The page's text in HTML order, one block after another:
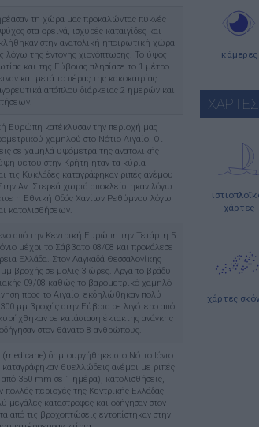
τη χώρα μας προκαλώντας πυκνές
στα ορεινά, ισχυρές καταιγίδες και
στην ανατολική ηπειρωτική χώρα
λόγω της έντονης χιονόπτωσης. Το ύψος
και της Εύβοιας πλησίασε το 1 μέτρο
και μετά το πέρας της κακοκαιρίας.
απόπλου διάρκειας 2 ημερών και
Ευρώπη κατέκλυσαν την περιοχή μας
χαμηλού στο Νότιο Αιγαίο. Οι
σε χαμηλά υψόμετρα της ανατολικής
υετού στην Κρήτη ήταν τα κύρια
τις Κυκλάδες καταγράφηκαν ριπές ανέμου
Αν. Στερεά χωριά αποκλείστηκαν λόγω
η Εθνική Οδός Χανίων Ρεθύμνου λόγω
κατολισθήσεων.
από την Κεντρική Ευρώπη την Τετάρτη 5
μέχρι το Σάββατο 08/08 και προκάλεσε
Ελλάδα. Στον Λαγκαδά Θεσσαλονίκης
βροχής σε μόλις 3 ώρες. Αργά το βράδυ
09/08 καθώς το βαρομετρικό χαμηλό
προς το Αιγαίο, εκδηλώθηκαν πολύ
μμ βροχής στην Εύβοια σε λιγότερο από
σε κατάσταση έκτακτης ανάγκης
στον θάνατο 8 ανθρώπους.
δημιουργήθηκε στο Νότιο Ιόνιο
θυελλώδεις ανέμοι με ριπές
350 mm σε 1 ημέρα), κατολισθήσεις,
περιοχές της Κεντρικής Ελλάδας
καταστροφές και οδήγησαν στον
τις βροχοπτώσεις εντοπίστηκαν στην
κάμερες
χάρτες
χάρτες